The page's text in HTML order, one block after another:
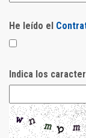
He leído el
Indica los